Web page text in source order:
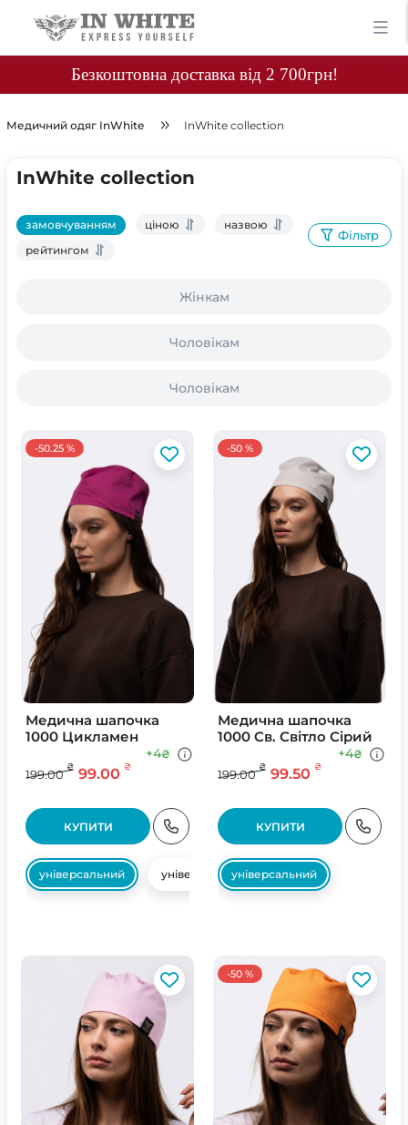
Безкоштовна доставка від 2 700грн!
Медичний одяг InWhite InWhite collection
InWhite collection
замовчуванням ціною
назвою
рейтингом
Фільтр
Жінкам
Чоловікам
Чоловікам
-50.25 %
Медична шапочка
1000 Цикламен
199.00
₴ 99.00 ₴
+4₴
КУПИТИ
універсальний універсальний
-50 %
Медична шапочка
1000 Св. Свiтло Сiрий
199.00
₴ 99.50 ₴
+4₴
КУПИТИ
універсальний
-50 %